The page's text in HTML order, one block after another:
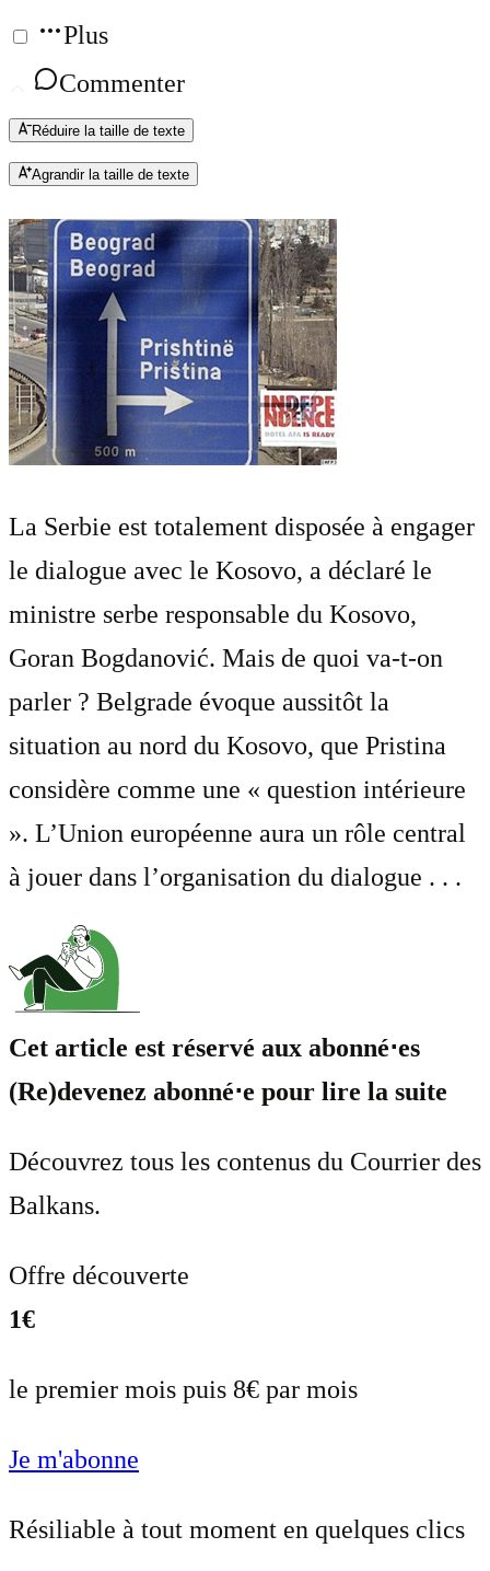
Plus
Commenter
Réduire la taille de texte
Agrandir la taille de texte
La Serbie est totalement disposée à engager
le dialogue avec le Kosovo, a déclaré le
ministre serbe responsable du Kosovo,
Goran Bogdanović. Mais de quoi va-t-on
parler ? Belgrade évoque aussitôt la
situation au nord du Kosovo, que Pristina
considère comme une « question intérieure
». L’Union européenne aura un rôle central
à jouer dans l’organisation du dialogue . . .
Cet article est réservé aux abonné⋅es
(Re)devenez abonné⋅e pour lire la suite
Découvrez tous les contenus du Courrier des
Balkans.
Offre découverte
1€
le premier mois puis 8€ par mois
Je m'abonne
Résiliable à tout moment en quelques clics